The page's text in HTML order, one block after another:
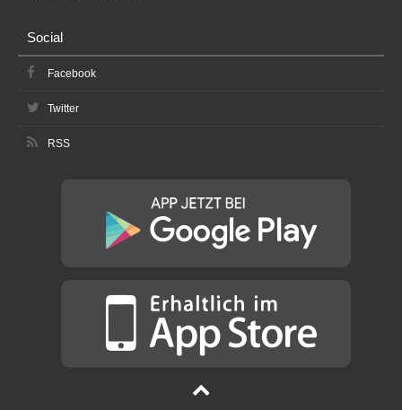
Social
Facebook
Twitter
RSS